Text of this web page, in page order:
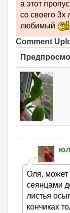
а этот
со своего 3х
любимый
Comment
Оля, может
сеянцами
листья
кончиках